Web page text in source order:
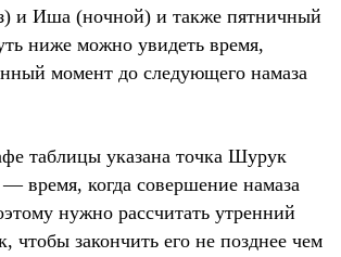
и Иша (ночной) и также пятничный
ниже можно увидеть время,
момент до следующего намаза
таблицы указана точка Шурук
время, когда совершение намаза
нужно рассчитать утренний
чтобы закончить его не позднее чем